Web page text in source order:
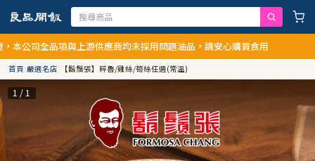
司全品項與上游供應商均未採用問題油品，請安心購買食用
首頁/嚴選名店/ 【鬍鬚張】粹魯/雞絲/筍絲任選(常溫)
1 / 1